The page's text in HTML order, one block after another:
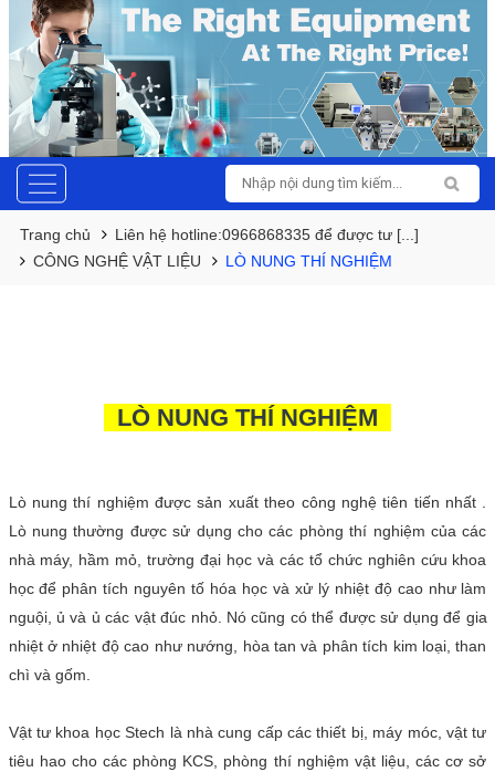
Trang chủ
Liên hệ hotline:0966868335 để được tư [...]
CÔNG NGHỆ VẬT LIỆU
LÒ NUNG THÍ NGHIỆM
LÒ NUNG THÍ NGHIỆM
Lò nung thí nghiệm được sản xuất theo công nghệ tiên tiến nhất .
Lò nung thường được sử dụng cho các phòng thí nghiệm của các
nhà máy, hầm mỏ, trường đại học và các tổ chức nghiên cứu khoa
học để phân tích nguyên tố hóa học và xử lý nhiệt độ cao như làm
nguội, ủ và ủ các vật đúc nhỏ. Nó cũng có thể được sử dụng để gia
nhiệt ở nhiệt độ cao như nướng, hòa tan và phân tích kim loại, than
chì và gốm.
Vật tư khoa học Stech là nhà cung cấp các thiết bị, máy móc, vật tư
tiêu hao cho các phòng KCS, phòng thí nghiệm vật liệu, các cơ sở